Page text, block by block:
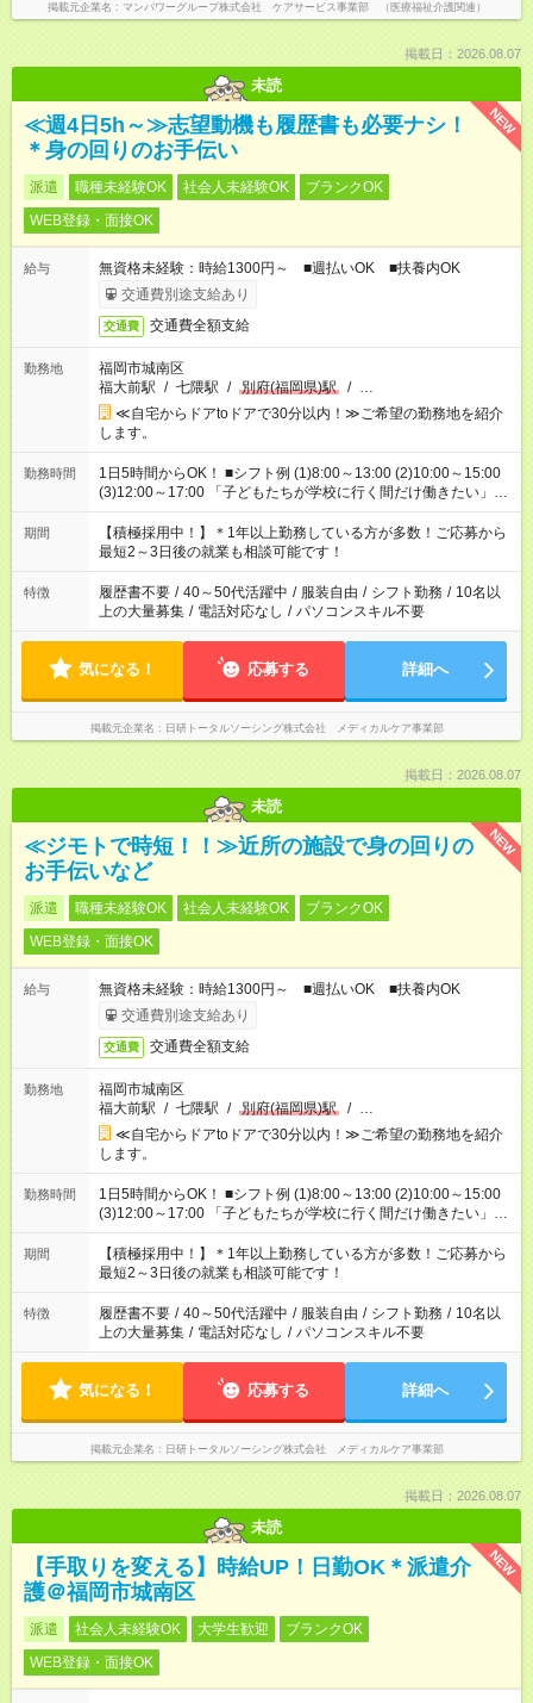
掲載元企業名 マンパワーグループ株式会社 ケアサービス事業部 （医療福祉介護関連）
掲載日：2026.08.07
未読
NEW
≪週4日5h～≫志望動機も履歴書も必要ナシ！
＊身の回りのお手伝い
派遣 職種未経験OK 社会人未経験OK
ブランクOK
WEB登録・面接OK
給与
無資格未経験：時給1300円～ ■週払いOK ■扶養内OK
交通費別途支給あり
交通費 交通費全額支給
勤務地
福岡市城南区
福大前駅 / 七隈駅 / 別府(福岡県)駅 / …
≪自宅からドアtoドアで30分以内！≫ご希望の勤務地を紹介
します。
勤務時間
1日5時間からOK！ ■シフト例 (1)8:00～13:00 (2)10:00～15:00
(3)12:00～17:00 「子どもたちが学校に行く間だけ働きたい」
「余裕を持って夕飯の準備がしたい」 「午前中は働いて、午後
はプライベートの時間にしたい」 など、ご希望を教えてくださ
いね。 ※Wワーク希望の方へ 今ご覧のお仕事で希望する勤務時
間と、もう1つのお仕事の勤務時間。 合計で週40時間を超える
場合は応募できません。
期間
【積極採用中！】＊1年以上勤務している方が多数！ご応募から
最短2～3日後の就業も相談可能です！
特徴 履歴書不要 / 40～50代活躍中 / 服装自由 / シフト勤務 / 10名以
上の大量募集 / 電話対応なし / パソコンスキル不要
気になる！ 応募する 詳細へ
掲載元企業名 日研トータルソーシング株式会社 メディカルケア事業部
掲載日：2026.08.07
未読
NEW
≪ジモトで時短！！≫近所の施設で身の回りの
お手伝いなど
派遣 職種未経験OK 社会人未経験OK
ブランクOK
WEB登録・面接OK
給与
無資格未経験：時給1300円～ ■週払いOK ■扶養内OK
交通費別途支給あり
交通費 交通費全額支給
勤務地
福岡市城南区
福大前駅 / 七隈駅 / 別府(福岡県)駅 / …
≪自宅からドアtoドアで30分以内！≫ご希望の勤務地を紹介
します。
勤務時間
1日5時間からOK！ ■シフト例 (1)8:00～13:00 (2)10:00～15:00
(3)12:00～17:00 「子どもたちが学校に行く間だけ働きたい」
「余裕を持って夕飯の準備がしたい」 「午前中は働いて、午後
はプライベートの時間にしたい」 など、ご希望を教えてくださ
いね。 ※Wワーク希望の方へ 今ご覧のお仕事で希望する勤務時
間と、もう1つのお仕事の勤務時間。 合計で週40時間を超える
場合は応募できません。
期間
【積極採用中！】＊1年以上勤務している方が多数！ご応募から
最短2～3日後の就業も相談可能です！
特徴 履歴書不要 / 40～50代活躍中 / 服装自由 / シフト勤務 / 10名以
上の大量募集 / 電話対応なし / パソコンスキル不要
気になる！ 応募する 詳細へ
掲載元企業名 日研トータルソーシング株式会社 メディカルケア事業部
掲載日：2026.08.07
未読
NEW
【手取りを変える】時給UP！日勤OK＊派遣介
護＠福岡市城南区
派遣 社会人未経験OK 大学生歓迎
ブランクOK
WEB登録・面接OK